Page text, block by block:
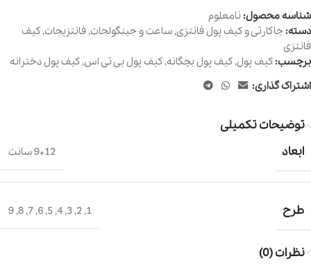
شناسه محصول: نامعلوم
دسته: جاکارتی و کیف پول فانتزی, ساعت و جینگولجات, فانتزیجات, کیف
فانتزی
برچسب: کیف پول, کیف پول بچگانه, کیف پول بی تی اس, کیف پول دخترانه
اشتراک گذاری:
توضیحات تکمیلی
ابعاد
12*9 سانت
طرح 1
,
2
,
3
,
4
,
5
,
6
,
7
,
8
,
9
نظرات (0)